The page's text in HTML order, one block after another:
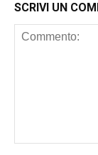
SCRIVI UN